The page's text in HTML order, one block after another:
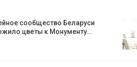
сообщество Беларуси
цветы к Монументу…